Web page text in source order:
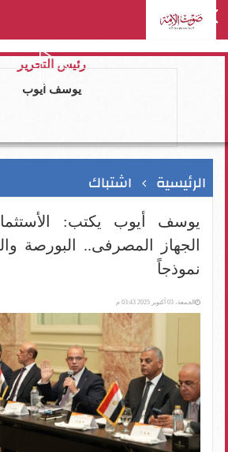
رئيس التحرير
يوسف ايوب
الرئيسية اشتباك
يوسف أيوب يكتب:
الجهاز المصرفى.. البورصة
نموذجاً
الجمعة، 03 أكتوبر 2025 03:43 م